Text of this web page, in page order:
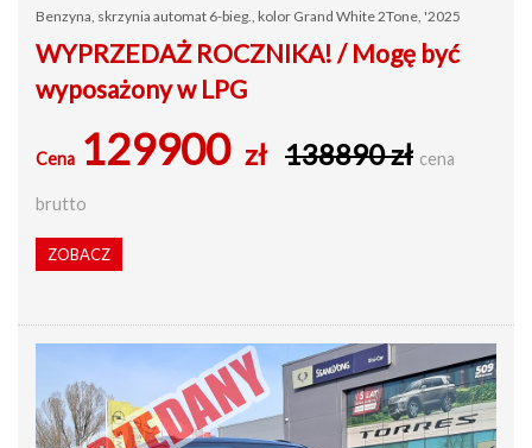
Benzyna, skrzynia automat 6-bieg., kolor Grand White 2Tone, '2025
WYPRZEDAŻ ROCZNIKA! / Mogę być
wyposażony w LPG
Cena 129900 zł 138890 zł cena
brutto
ZOBACZ